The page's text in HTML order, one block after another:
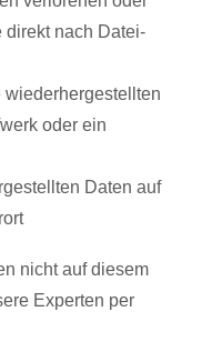
nach Datei-
oder ein
Daten auf
nicht auf diesem
Experten per